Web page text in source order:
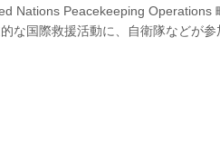
Nations Peacekeeping Operations
な国際救援活動に、自衛隊などが
（PKO法）」が成立した1992年に
衛隊によるPKOは、2022年で30周